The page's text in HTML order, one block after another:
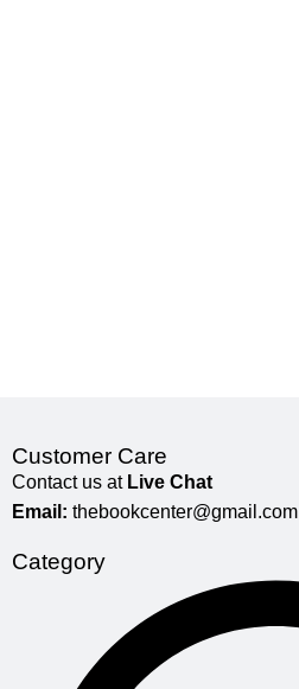
Customer Care
Contact us at Live Chat
Email: thebookcenter@gmail.com
Category